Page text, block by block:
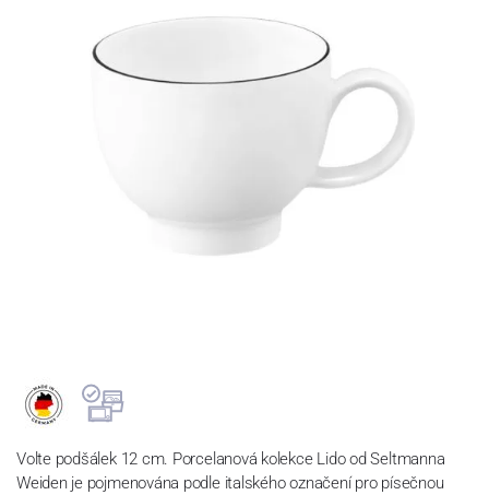
Volte podšálek 12 cm. Porcelanová kolekce Lido od Seltmanna
Weiden je pojmenována podle italského označení pro písečnou